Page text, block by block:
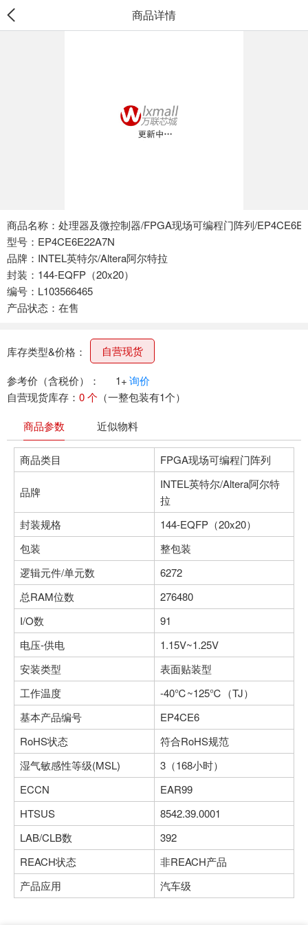
商品详情
商品名称：处理器及微控制器/FPGA现场可编程门阵列/
型号：EP4CE6E22A7N
品牌：INTEL英特尔/Altera阿尔特拉
封装：144-EQFP（20x20）
编号：L103566465
产品状态：在售
库存类型&价格： 自营现货
参考价（含税价）： 1+询价
自营现货库存： 0 个 （一整包装有1个）
商品参数
近似物料
商品类目 FPGA现场可编程门阵列
品牌
INTEL英特尔/Altera阿尔特
拉
封装规格
144-EQFP（20x20）
包装
整包装
逻辑元件/单元数
6272
总RAM位数
276480
I/O数
91
电压-供电
1.15V~1.25V
安装类型
表面贴装型
工作温度
-40℃~125℃（TJ）
基本产品编号
EP4CE6
RoHS状态
符合RoHS规范
湿气敏感性等级(MSL)
3（168小时）
ECCN
EAR99
HTSUS
8542.39.0001
LAB/CLB数
392
REACH状态
非REACH产品
产品应用
汽车级